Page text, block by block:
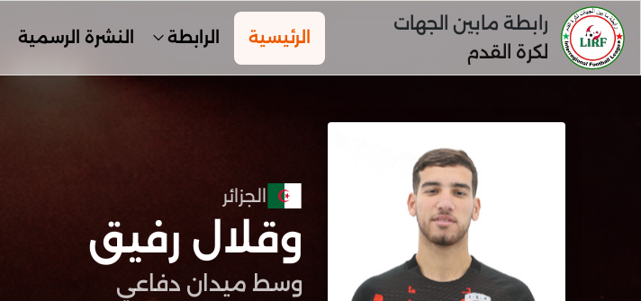
رابطة مابين الجهات
لكرة القدم
الرئيسية الرابطة النشرة الرسمية
الجزائر
وقلال رفيق
وسط ميدان دفاعي